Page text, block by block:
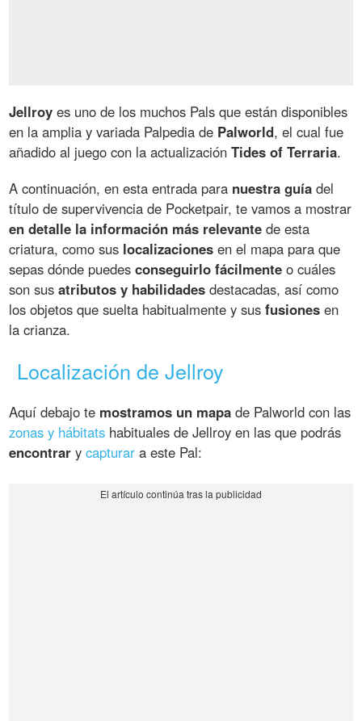
Jellroy es uno de los muchos Pals que están disponibles
en la amplia y variada Palpedia de Palworld, el cual fue
añadido al juego con la actualizaciónTides of Terraria.
A continuación, en esta entrada para nuestra guía del
título de supervivencia de Pocketpair, te vamos a mostrar
en detalle la información más relevante de esta
criatura, como sus localizaciones en el mapa para que
sepas dónde puedesconseguirlo fácilmente o cuáles
son susatributos y habilidades destacadas, así como
los objetos que suelta habitualmente y susfusiones en
la crianza.
Localización de Jellroy
Aquí debajo te mostramos un mapa de Palworld con las
zonas y hábitats habituales de Jellroy en las que podrás
encontrar ycapturar a este Pal: